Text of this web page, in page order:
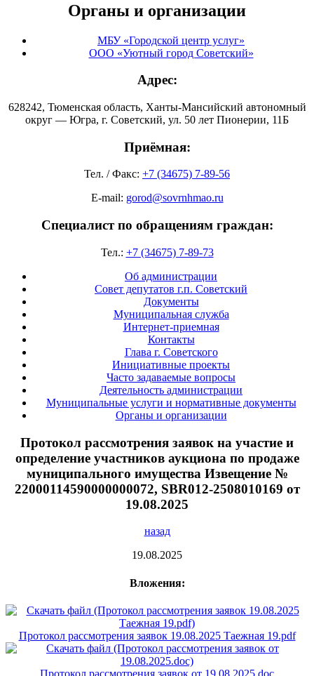
Органы и организации
МБУ «Городской центр услуг»
ООО «Уютный город Советский»
Адрес:
628242, Тюменская область, Ханты-Мансийский автономный
округ — Югра, г. Советский, ул. 50 лет Пионерии, 11Б
Приёмная:
Тел. / Факс: +7 (34675) 7-89-56
E-mail: gorod@sovrnhmao.ru
Специалист по обращениям граждан:
Тел.: +7 (34675) 7-89-73
Об администрации
Совет депутатов г.п. Советский
Документы
Муниципальная служба
Интернет-приемная
Контакты
Глава г. Советского
Инициативные проекты
Часто задаваемые вопросы
Деятельность администрации
Муниципальные услуги и нормативные документы
Органы и организации
Протокол рассмотрения заявок на участие и
определение участников аукциона по продаже
муниципального имущества Извещение №
22000114590000000072, SBR012-2508010169 от
19.08.2025
назад
19.08.2025
Вложения:
Протокол рассмотрения заявок 19.08.2025 Таежная 19.pdf
Протокол рассмотрения заявок от 19.08.2025.doc